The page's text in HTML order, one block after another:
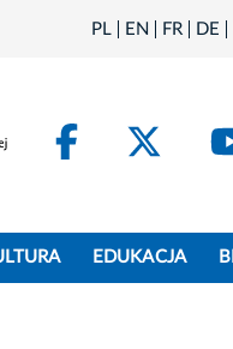
PL EN FR DE
Facebook
EDUKACJA